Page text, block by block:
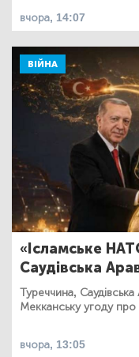
вчора, 14:07
ВІЙНА
«Ісламське
Саудівська
Туреччина,
Мекканську угоду
вчора, 13:05